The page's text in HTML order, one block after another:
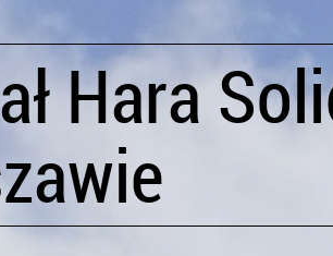
Hara